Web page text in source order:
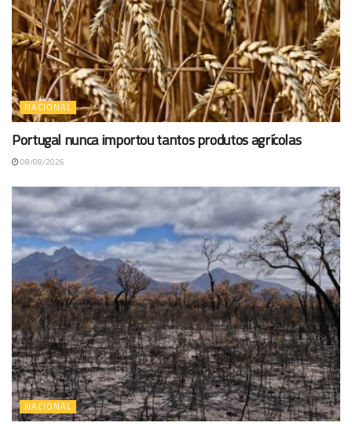
NACIONAL
Portugal nunca importou tantos produtos agrícolas
08/08/2026
NACIONAL